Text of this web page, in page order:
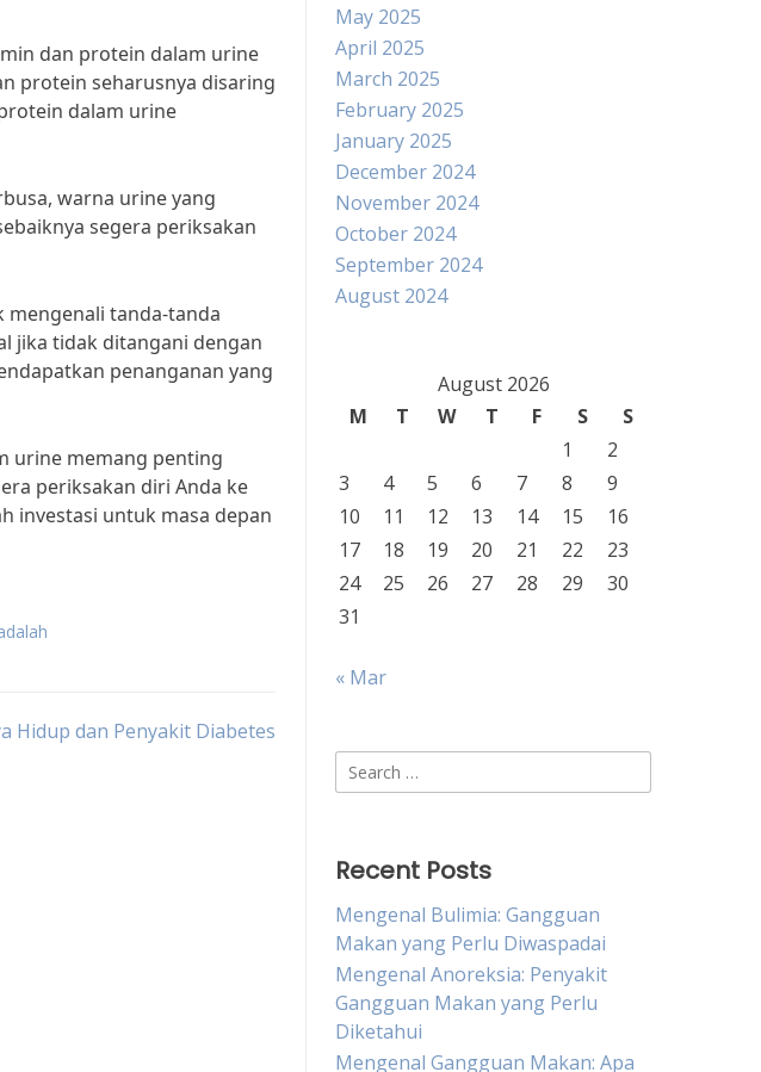
dan protein dalam urine
protein seharusnya disaring
dalam urine
warna urine yang
segera periksakan
mengenali tanda-tanda
jika tidak ditangani dengan
penanganan yang
urine memang penting
periksakan diri Anda ke
investasi untuk masa depan
Hidup dan Penyakit Diabetes
May 2025
April 2025
March 2025
February 2025
January 2025
December 2024
November 2024
October 2024
September 2024
August 2024
August 2026
M
T W T F S
S
1
2
3
4 5 6 7 8
9
10
11 12 13 14 15
16
17
18 19 20 21 22
23
24
25 26 27 28 29
30
31
« Mar
Search
for:
Recent Posts
Mengenal Bulimia: Gangguan
Makan yang Perlu Diwaspadai
Mengenal Anoreksia: Penyakit
Gangguan Makan yang Perlu
Diketahui
Mengenal Gangguan Makan: Apa